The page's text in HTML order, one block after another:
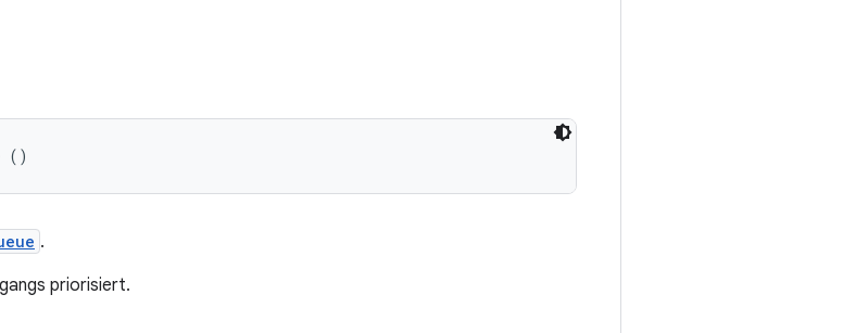
()
.
priorisiert.